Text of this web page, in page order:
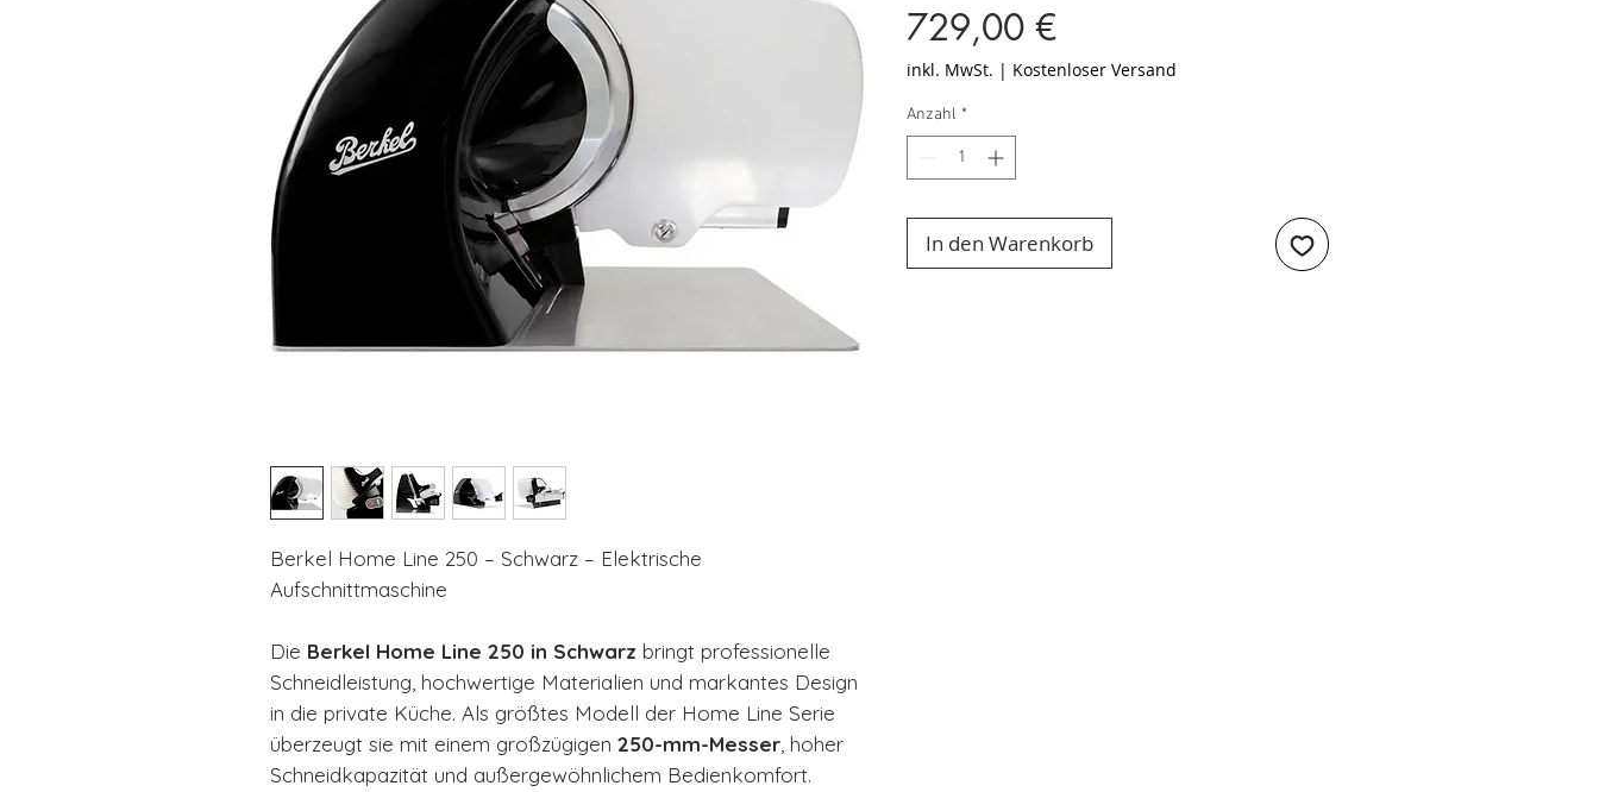
Berkel Home Line 250 – Schwarz – Elektrische
Aufschnittmaschine
Die Berkel Home Line 250 in Schwarz bringt professionelle
Schneidleistung, hochwertige Materialien und markantes Design
in die private Küche. Als größtes Modell der Home Line Serie
überzeugt sie mit einem großzügigen 250-mm-Messer , hoher
Schneidkapazität und außergewöhnlichem Bedienkomfort.
729,00 €Preis
inkl. MwSt. | Kostenloser Versand
Anzahl *
In den Warenkorb